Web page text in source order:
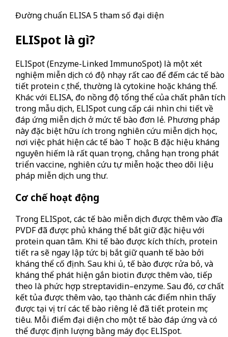
Đường chuẩn ELISA 5 tham số đại diện
ELISpot là gì?
ELISpot (Enzyme-Linked ImmunoSpot) là một xét
nghiệm miễn dịch có độ nhạy rất cao để đếm các tế bào
tiết protein cụ thể, thường là cytokine hoặc kháng thể.
Khác với ELISA, đo nồng độ tổng thể của chất phân tích
trong mẫu dịch, ELISpot cung cấp cái nhìn chi tiết về
đáp ứng miễn dịch ở mức tế bào đơn lẻ. Phương pháp
này đặc biệt hữu ích trong nghiên cứu miễn dịch học,
nơi việc phát hiện các tế bào T hoặc B đặc hiệu kháng
nguyên hiếm là rất quan trọng, chẳng hạn trong phát
triển vaccine, nghiên cứu tự miễn hoặc theo dõi liệu
pháp miễn dịch ung thư.
Cơ chế hoạt động
Trong ELISpot, các tế bào miễn dịch được thêm vào đĩa
PVDF đã được phủ kháng thể bắt giữ đặc hiệu với
protein quan tâm. Khi tế bào được kích thích, protein
tiết ra sẽ ngay lập tức bị bắt giữ quanh tế bào bởi
kháng thể cố định. Sau khi ủ, tế bào được rửa bỏ, và
kháng thể phát hiện gắn biotin được thêm vào, tiếp
theo là phức hợp streptavidin–enzyme. Sau đó, cơ chất
kết tủa được thêm vào, tạo thành các điểm nhìn thấy
được tại vị trí các tế bào riêng lẻ đã tiết protein mục
tiêu. Mỗi điểm đại diện cho một tế bào đáp ứng và có
thể được định lượng bằng máy đọc ELISpot.